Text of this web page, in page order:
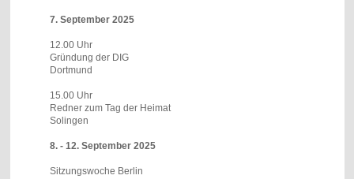
7. September 2025
12.00 Uhr
Gründung der DIG
Dortmund
15.00 Uhr
Redner zum Tag der Heimat
Solingen
8. - 12. September 2025
Sitzungswoche Berlin